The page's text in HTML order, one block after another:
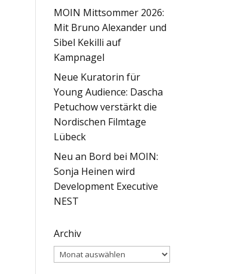
MOIN Mittsommer 2026:
Mit Bruno Alexander und
Sibel Kekilli auf
Kampnagel
Neue Kuratorin für
Young Audience: Dascha
Petuchow verstärkt die
Nordischen Filmtage
Lübeck
Neu an Bord bei MOIN:
Sonja Heinen wird
Development Executive
NEST
Archiv
Archiv